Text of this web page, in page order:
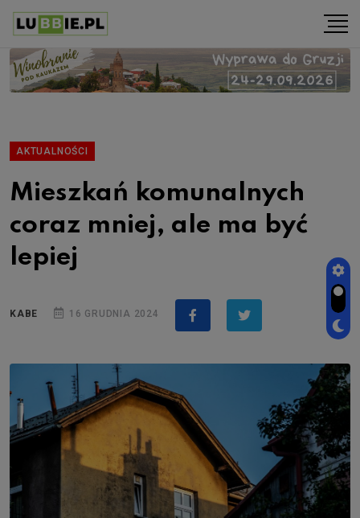
AKTUALNOŚCI
Mieszkań komunalnych
coraz mniej, ale ma być
lepiej
KABE 16 GRUDNIA 2024